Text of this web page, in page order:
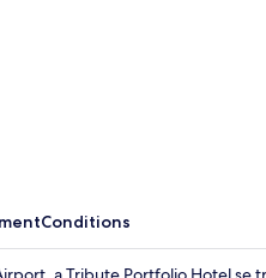
Conditions